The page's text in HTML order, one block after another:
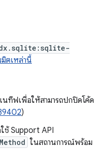
มิตเหล่านี้
ทีฟเพื่อให้สามารถปกปิดโค้ด
)
ช้ Support API
ในสถานการณ์พร้อม